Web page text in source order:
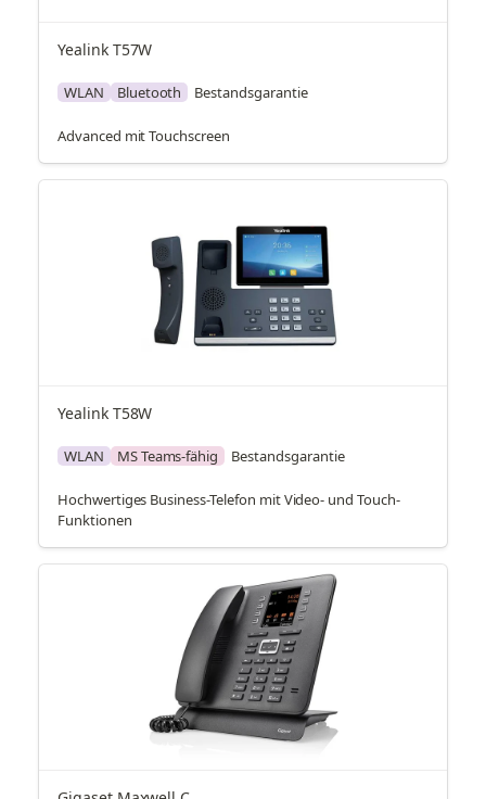
Yealink T57W
WLAN Bluetooth Bestandsgarantie
Advanced mit Touchscreen
Yealink T58W
WLAN MS Teams-fähig Bestandsgarantie
Hochwertiges Business-Telefon mit Video- und Touch-
Funktionen